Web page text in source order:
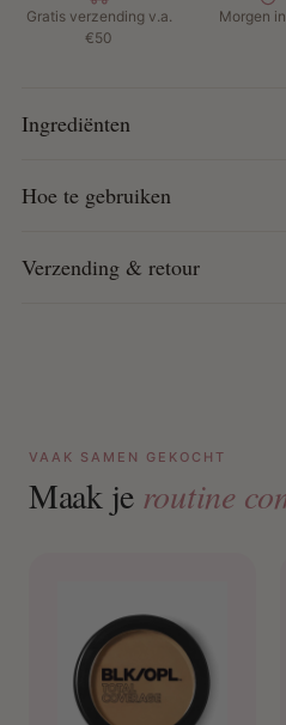
Hydraterend en
Precieze punt voor strakke
statement looks
voor gecontroleerde applicatie.
Gratis verzending v.a.
€50
Morgen
Ingrediënten
Hoe te gebruiken
Verzending & retour
VAAK SAMEN GEKOCHT
Maak je routine